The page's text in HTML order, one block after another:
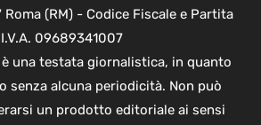
Roma (RM) - Codice Fiscale e Partita
I.V.A. 09689341007
una testata giornalistica, in quanto
senza alcuna periodicità. Non può
un prodotto editoriale ai sensi